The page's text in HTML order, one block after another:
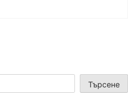
Търсене